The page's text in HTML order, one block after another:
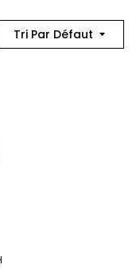
Tri Par Défaut